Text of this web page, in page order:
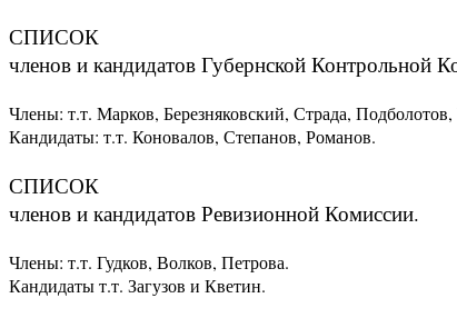
СПИСОК
членов и кандидатов Губернской Контрольной
Члены: т.т. Марков, Березняковский, Страда,
Кандидаты: т.т. Коновалов, Степанов, Романов.
СПИСОК
членов и кандидатов Ревизионной Комиссии.
Члены: т.т. Гудков, Волков, Петрова.
Кандидаты т.т. Загузов и Кветин.